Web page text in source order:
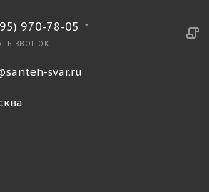
970-78-05
ЗВОНОК
svar.ru